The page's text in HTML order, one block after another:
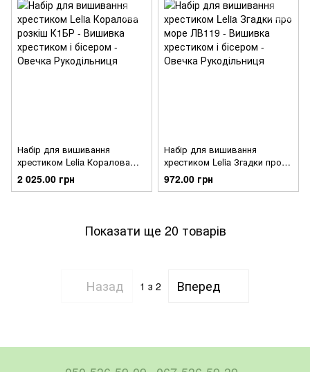
Набір для вишивання
хрестиком Lelia Коралова
розкіш К1БР
2 025.00 грн
Набір для вишивання
хрестиком Lelia Згадки про
море ЛВ119
972.00 грн
Показати ще 20 товарів
Назад 1 з 2 Вперед